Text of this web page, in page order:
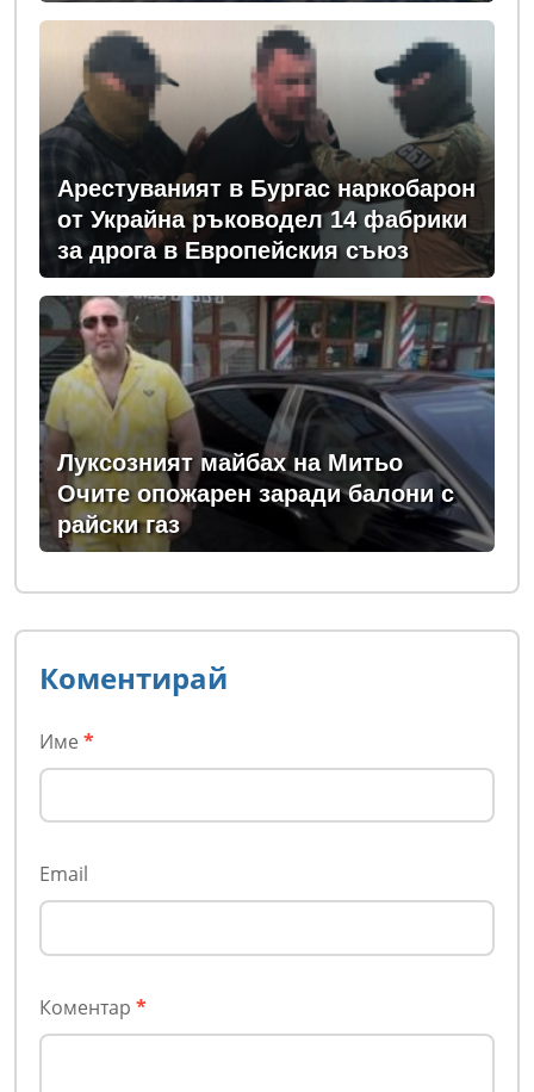
Арестуваният в Бургас наркобарон
от Украйна ръководел 14 фабрики
за дрога в Европейския съюз
Луксозният майбах на Митьо
Очите опожарен заради балони с
райски газ
Коментирай
Име *
Email
Коментар *